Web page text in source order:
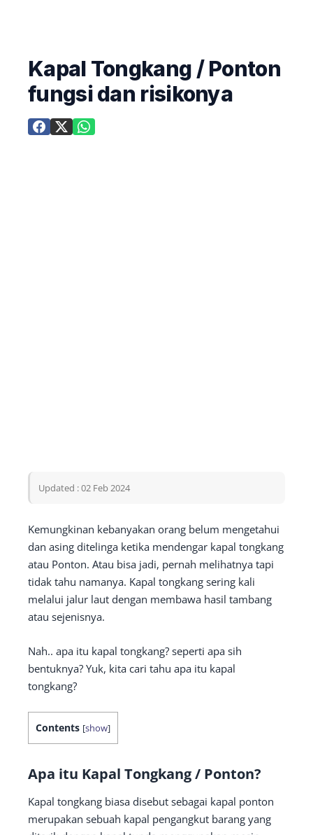
Kapal Tongkang / Ponton
fungsi dan risikonya
Updated : 02 Feb 2024
Kemungkinan kebanyakan orang belum mengetahui
dan asing ditelinga ketika mendengar kapal tongkang
atau Ponton. Atau bisa jadi, pernah melihatnya tapi
tidak tahu namanya. Kapal tongkang sering kali
melalui jalur laut dengan membawa hasil tambang
atau sejenisnya.
Nah.. apa itu kapal tongkang? seperti apa sih
bentuknya? Yuk, kita cari tahu apa itu kapal
tongkang?
Contents [show]
Apa itu Kapal Tongkang / Ponton?
Kapal tongkang biasa disebut sebagai kapal ponton
merupakan sebuah kapal pengangkut barang yang